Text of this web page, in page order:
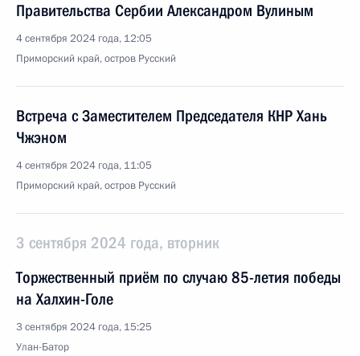
Правительства Сербии Александром Вулиным
4 сентября 2024 года, 12:05
Приморский край, остров Русский
Встреча с Заместителем Председателя КНР Хань
Чжэном
4 сентября 2024 года, 11:05
Приморский край, остров Русский
3 сентября 2024 года, вторник
Торжественный приём по случаю 85-летия победы
на Халхин-Голе
3 сентября 2024 года, 15:25
Улан-Батор